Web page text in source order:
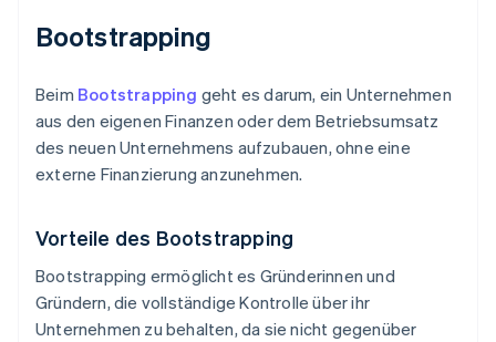
Bootstrapping
Beim Bootstrapping geht es darum, ein Unternehmen
aus den eigenen Finanzen oder dem Betriebsumsatz
des neuen Unternehmens aufzubauen, ohne eine
externe Finanzierung anzunehmen.
Vorteile des Bootstrapping
Bootstrapping ermöglicht es Gründerinnen und
Gründern, die vollständige Kontrolle über ihr
Unternehmen zu behalten, da sie nicht gegenüber